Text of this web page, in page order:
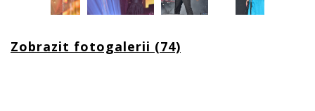
Zobrazit fotogalerii (74)